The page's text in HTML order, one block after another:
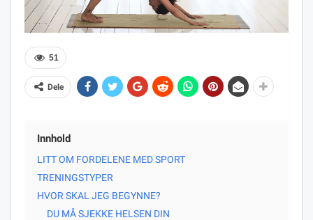
51
Dele
Innhold
LITT OM FORDELENE MED SPORT
TRENINGSTYPER
HVOR SKAL JEG BEGYNNE?
DU MÅ SJEKKE HELSEN DIN